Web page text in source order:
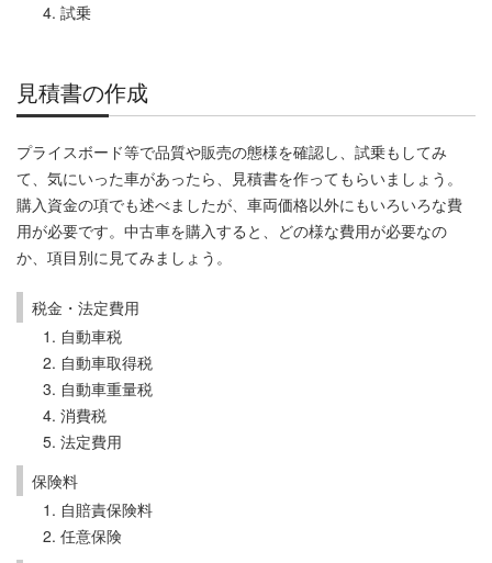
試乗
見積書の作成
プライスボード等で品質や販売の態様を確認し、試乗もしてみ
て、気にいった車があったら、見積書を作ってもらいましょう。
購入資金の項でも述べましたが、車両価格以外にもいろいろな費
用が必要です。中古車を購入すると、どの様な費用が必要なの
か、項目別に見てみましょう。
税金・法定費用
自動車税
自動車取得税
自動車重量税
消費税
法定費用
保険料
自賠責保険料
任意保険